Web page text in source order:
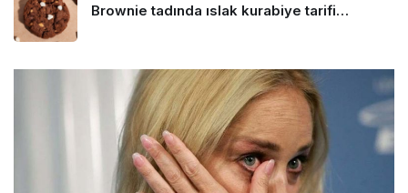
Brownie tadında ıslak kurabiye tarifi…